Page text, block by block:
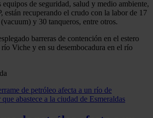
equipos de seguridad, salud y medio ambiente,
están recuperando el crudo con la labor de 17
y 30 tanqueros, entre otros.
barreras de contención en el estero
Viche y en su desembocadura en el río